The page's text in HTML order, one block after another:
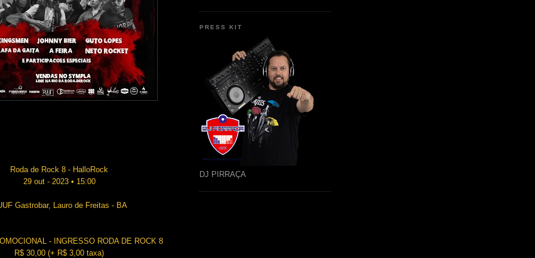
Roda de Rock 8 - HalloRock
29 out - 2023 • 15:00
Gastrobar, Lauro de Freitas - BA
- INGRESSO RODA DE ROCK 8
R$ 30,00 (+ R$ 3,00 taxa)
PRESS KIT
DJ PIRRAÇA